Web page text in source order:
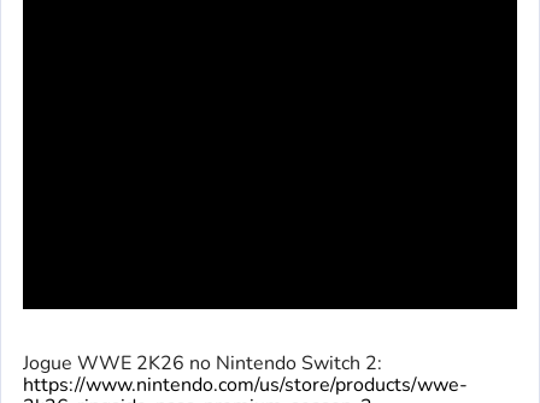
Jogue WWE 2K26 no Nintendo Switch 2:
https://www.nintendo.com/us/store/products/wwe-